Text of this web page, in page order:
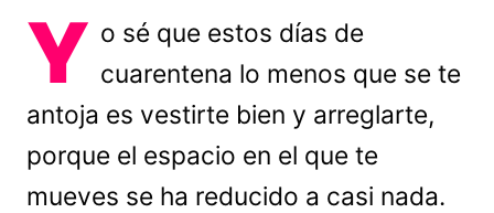
Y o sé que estos días de
cuarentena lo menos que se te
antoja es vestirte bien y arreglarte,
porque el espacio en el que te
mueves se ha reducido a casi nada.